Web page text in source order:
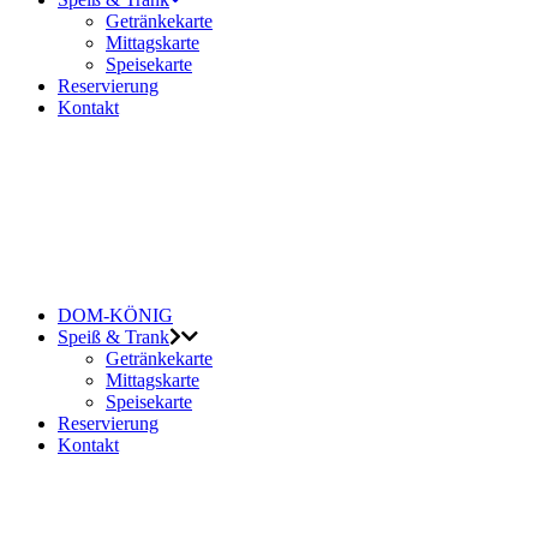
Getränkekarte
Mittagskarte
Speisekarte
Reservierung
Kontakt
DOM-KÖNIG
Speiß & Trank
Getränkekarte
Mittagskarte
Speisekarte
Reservierung
Kontakt